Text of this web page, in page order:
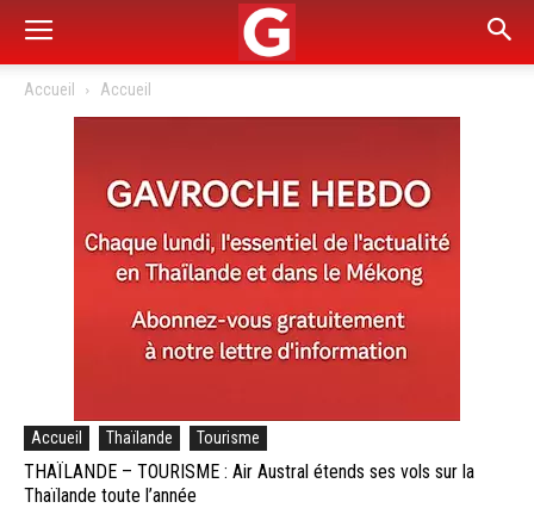
Accueil Accueil
Accueil Thaïlande Tourisme
THAÏLANDE – TOURISME : Air Austral étends ses vols sur la
Thaïlande toute l’année